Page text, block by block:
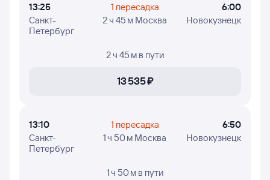
Петербурга на выбранный рейс в Новокузнецк
и посмотреть на точные цены - нажимайте на цену
и приступайте к выбору авиабилетов.
13:25
Санкт-
Петербург
1 пересадка
2 ч 45 м Москва
6:00
Новокузнецк
2 ч 45 м в пути
13 ⁠535 ⁠₽
13:10
Санкт-
Петербург
1 пересадка
1 ч 50 м Москва
6:50
Новокузнецк
1 ч 50 м в пути